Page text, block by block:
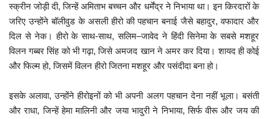
स्क्रीन जोड़ी दी, जिन्हें अमिताभ बच्चन और धर्मेंद्र ने निभाया था। इन किरदारों के
जरिए उन्होंने बॉलीवुड के असली हीरो की पहचान बनाई जैसे बहादुर, वफादार और
दिल से नेक। हीरो के साथ-साथ, सलिम–जावेद ने हिंदी सिनेमा के सबसे मशहूर
विलन गब्बर सिंह को भी गढ़ा, जिसे अमजद खान ने अमर कर दिया। शायद ही कोई
और फिल्म हो, जिसमें विलन हीरो जितना मशहूर और पसंदीदा बना हो।
इसके अलावा, उन्होंने हीरोइनों को भी अपनी अलग पहचान देना नहीं भूला। बसंती
और राधा, जिन्हें हेमा मालिनी और जया भादुरी ने निभाया, सिर्फ वीरू और जय की